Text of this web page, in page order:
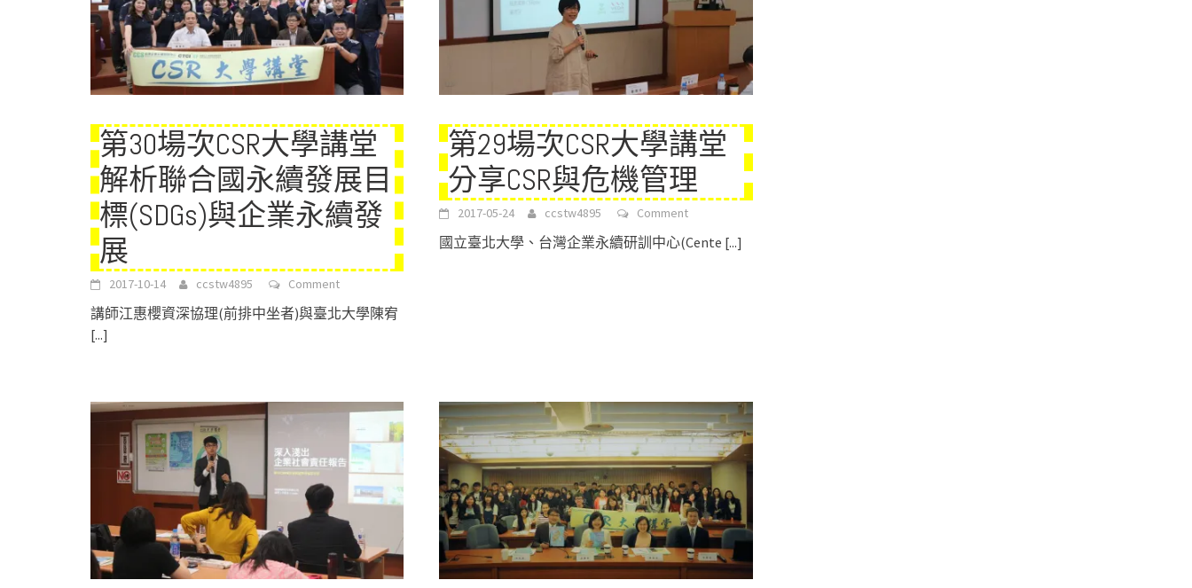
第30場次CSR大學講堂
解析聯合國永續發展目
標(SDGs)與企業永續發
展
2017-10-14 ccstw4895 Comment
講師江惠櫻資深協理(前排中坐者)與臺北大學陳宥
[...]
第29場次CSR大學講堂
分享CSR與危機管理
2017-05-24 ccstw4895 Comment
國立臺北大學、台灣企業永續研訓中心(Cente [...]